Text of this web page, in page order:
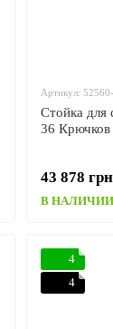
Артикул:
Стойка
36 Крючков
43 878 грн
В НАЛИЧИИ
4
4